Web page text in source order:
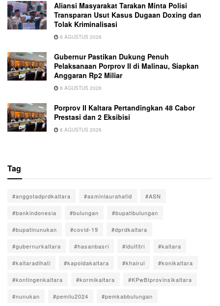
Aliansi Masyarakat Tarakan Minta Polisi
Transparan Usut Kasus Dugaan Doxing dan
Tolak Kriminalisasi
8 AGUSTUS 2026
Gubernur Pastikan Dukung Penuh
Pelaksanaan Porprov II di Malinau, Siapkan
Anggaran Rp2 Miliar
8 AGUSTUS 2026
Porprov II Kaltara Pertandingkan 48 Cabor
Prestasi dan 2 Eksibisi
8 AGUSTUS 2026
Tag
#anggotadprdkaltara #asminlaurahafid #ASN
#bankindonesia #bulungan #bupatibulungan
#bupatinunukan #covid-19 #dprdkaltara
#gubernurkaltara #hasanbasri #idulfitri #kaltara
#kaltaradihati #kapoldakaltara #khairul #konikaltara
#kontingenkaltara #kormikaltara #KPwBIprovinsikaltara
#nunukan #pemilu2024 #pemkabbulungan